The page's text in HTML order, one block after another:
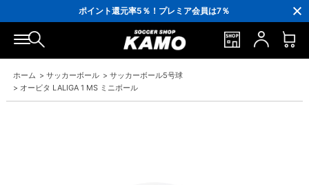
ポイント還元率5％！プレミア会員は7％
会員の方にはお誕生月に「10％OFFクーポン」プレゼント！
16,000円(税込)以上でシューズケースプレゼント！
3,300円(税込)以上で送料無料！
ホーム > サッカーボール > サッカーボール5号球
> オービタ LALIGA 1 MS ミニボール